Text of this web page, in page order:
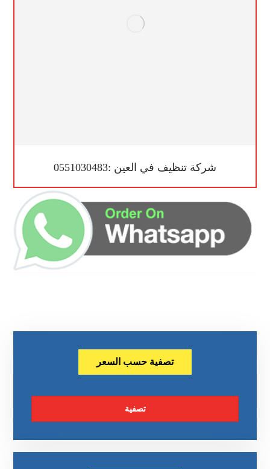
شركة تنظيف في العين :0551030483
تصفية حسب السعر
تصفية